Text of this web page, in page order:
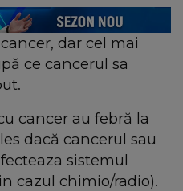
dar cel mai
ce cancerul sa
cancer au febră la
dacă cancerul sau
sistemul
cazul chimio/radio).